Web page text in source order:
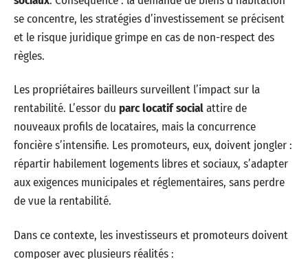
se concentre, les stratégies d’investissement se précisent
et le risque juridique grimpe en cas de non-respect des
règles.
Les propriétaires bailleurs surveillent l’impact sur la
rentabilité. L’essor du parc locatif socialattire de
nouveaux profils de locataires, mais la concurrence
foncière s’intensifie. Les promoteurs, eux, doivent jongler :
répartir habilement logements libres et sociaux, s’adapter
aux exigences municipales et réglementaires, sans perdre
de vue la rentabilité.
Dans ce contexte, les investisseurs et promoteurs doivent
composer avec plusieurs réalités :